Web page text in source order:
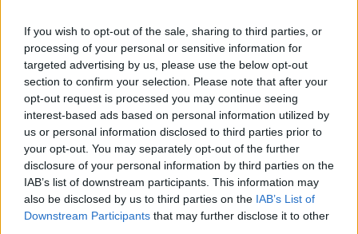
If you wish to opt-out of the sale, sharing to third parties, or
processing of your personal or sensitive information for
targeted advertising by us, please use the below opt-out
section to confirm your selection. Please note that after your
opt-out request is processed you may continue seeing
interest-based ads based on personal information utilized by
us or personal information disclosed to third parties prior to
your opt-out. You may separately opt-out of the further
disclosure of your personal information by third parties on the
IAB’s list of downstream participants. This information may
also be disclosed by us to third parties on the IAB’s List of
Downstream Participants that may further disclose it to other
1981: Νέλσον Πικέ 50 βαθμοί, Κάρλος Ρόιτεμαν
Ο Κάρλος Ρόιτεμαν έχασε τον τίτλο των οδηγών
του 1981, καθώς, αν και είχε προβάδισμα ενός
βαθμού πριν τον τελευταίο αγώνα, δεν
βαθμολογήθηκε στο γκραν πρι με την ονομασία
"Caesars Palace Grand Prix" που διεξήχθη στο
Λας Βέγκας και με το οποίο «έπεσε η αυλαία» της
σεζόν. Ο 39χρονος Αργεντινός κατετάγη όγδοος
στον αγώνα, την ώρα που ο -βασικός «διώκτης»
του- Νέλσον Πικέ τερμάτισε πέμπτος στην πίστα